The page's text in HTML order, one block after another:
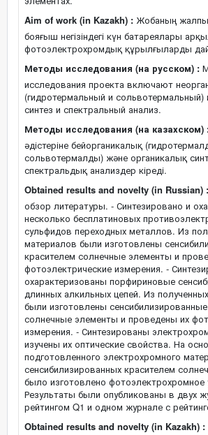
Aim of work (in Kazakh) : Жобаның
бояғыш негізіндегі күн батареялары
фотоэлектрохромдық құрылғыларды
Методы исследования (на русском) :
исследования проекта включают
(гидротермальный и сольвотермальный)
синтез и спектральный анализ.
Методы исследования (на казахском)
әдістеріне бейорганикалық
сольвотермалды) және органикалық
спектральдық анализдер кіреді.
Obtained results and novelty (in Russian) :
обзор литературы. - Синтезировано и
несколько бесплатиновых
сульфидов переходных металлов. Из
материалов были изготовлены
красителем солнечные элементы и
фотоэлектрические измерения. -
охарактеризованы порфириновые
длинных алкильных цепей. Из
были изготовлены
солнечные элементы и проведены их
измерения. - Синтезированы
изучены их оптические свойства. На
подготовленного электрохромного
сенсибилизированных красителем
было изготовлено фотоэлектрохромное
Результаты были опубликованы в двух
рейтингом Q1 и одном журнале с
Obtained results and novelty (in Kazakh) :